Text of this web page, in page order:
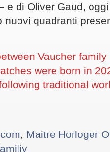
e di Oliver Gaud,
nuovi quadranti
Vaucher
were born in
traditional
Maitre Horloger